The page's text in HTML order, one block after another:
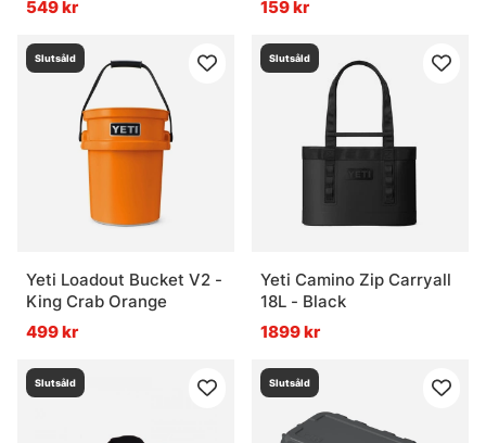
549 kr
159 kr
Slutsåld
Yeti Loadout Bucket V2 -
King Crab Orange
499 kr
Slutsåld
Yeti Camino Zip Carryall
18L - Black
1899 kr
Slutsåld Slutsåld